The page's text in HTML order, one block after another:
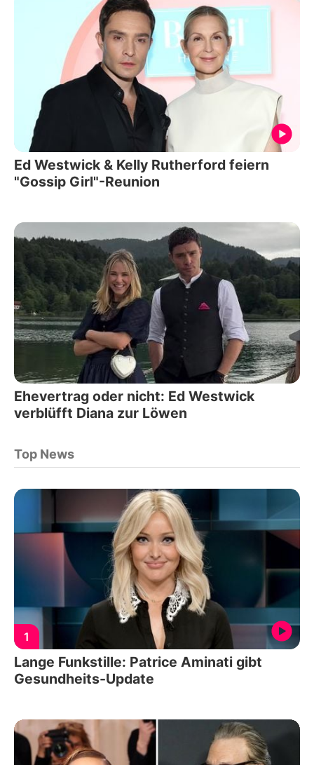
Ed Westwick & Kelly Rutherford feiern
"Gossip Girl"-Reunion
Ehevertrag oder nicht: Ed Westwick
verblüfft Diana zur Löwen
Top News
1
Lange Funkstille: Patrice Aminati gibt
Gesundheits-Update